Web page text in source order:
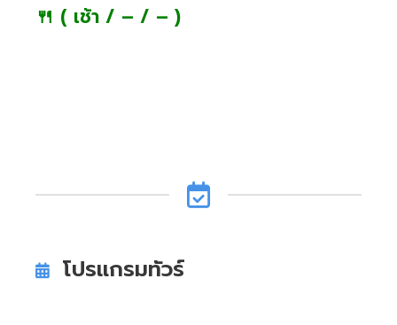
🍴 ( เช้า / – / – )
โปรแกรมทัวร์